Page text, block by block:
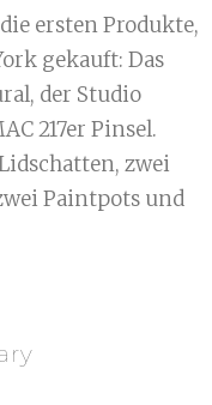
ersten Produkte,
gekauft: Das
der Studio
217er Pinsel.
zwei
Paintpots und